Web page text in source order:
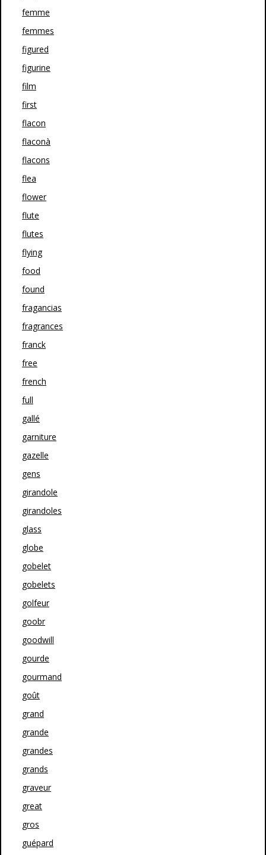
femme
femmes
figured
figurine
film
first
flacon
flaconà
flacons
flea
flower
flute
flutes
flying
food
found
fragancias
fragrances
franck
free
french
full
gallé
garniture
gazelle
gens
girandole
girandoles
glass
globe
gobelet
gobelets
golfeur
goobr
goodwill
gourde
gourmand
goût
grand
grande
grandes
grands
graveur
great
gros
guépard